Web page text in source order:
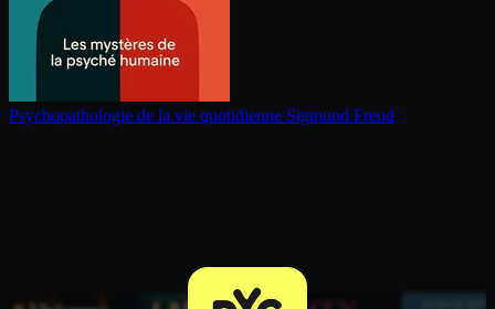
Psy­cho­pa­tho­lo­gie de la vie quotidienne Sigmund Freud